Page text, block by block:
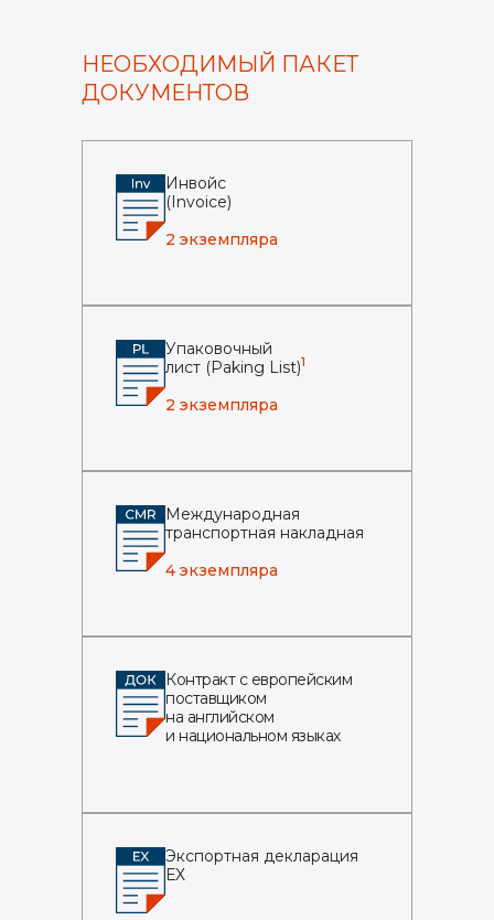
НЕОБХОДИМЫЙ ПАКЕТ
ДОКУМЕНТОВ
Инвойс
(Invoice)
2 экземпляра
Упаковочный
лист (Paking List)1
2 экземпляра
Международная
транспортная накладная
4 экземпляра
Контракт с европейским
поставщиком
на английском
и национальном языках
Экспортная декларация
ЕХ